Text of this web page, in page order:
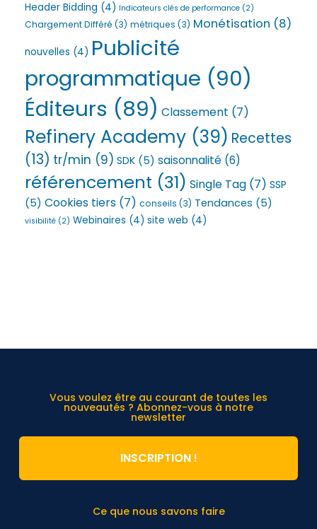
Header Bidding (4) Indicateurs clés de performance (2)
Chargement Différé (3) métriques (3) Monétisation (8)
nouvelles (4) Publicité
programmatique (90)
Éditeurs (89) Classement (7)
Refinery Academy (39) Recettes
(13) tr/min (9) SDK (5) saisonnalité (6)
référencement (31) Single Tag (7) SSP
(5) Cookies tiers (7) conseils (3) Tendances (5)
visibilité (2) Webinaires (4) site web (4)
Ce que nous savons faire
Vous voulez être au courant de toutes les
nouveautés ? Abonnez-vous à notre
newsletter
INSCRIPTION !